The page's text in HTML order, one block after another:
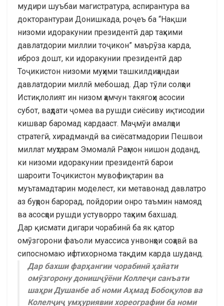
мудири шуъбаи магистратура, аспирантура ва
докторантураи Донишкада, роҷеъ ба “Нақши
низоми идоракунии президентӣ дар таҳкими
давлатдории миллии тоҷикон” маърӯза карда,
иброз дошт, ки идоракунии президентӣ дар
Тоҷикистон низоми муҳими ташкилдиҳандаи
давлатдории миллӣ мебошад. Дар тӯли солҳои
Истиқлолият ин низом ҳамчун такягоҳи асосии
субот, ваҳдати ҷомеа ва рушди сиёсиву иқтисодии
кишвар баромад кардааст. Маҷмӯи амалҳои
стратегӣ, хирадмандӣ ва сиёсатмадории Пешвои
миллат муҳтарам Эмомалӣ Раҳмон нишон доданд,
ки низоми идоракунии президентӣ барои
шароити Тоҷикистон мувофиқтарин ва
муътамадтарин моделест, ки метавонад давлатро
аз буҳрон барорад, пойдории онро таъмин намояд
ва асосҳои рушди устуворро таҳким бахшад.
Дар қисмати дигари чорабинӣ ба як қатор
омӯзгорони фаъоли муассиса унвонҳои соҳавӣ ва
сипосномаю ифтихорнома тақдим карда шуданд.
Дар бахши фарҳангии чорабинӣ ҳайати
омӯзгорону донишҷӯёни Коллеҷи санъати
шаҳри Душанбе аб номи Аҳмад Бобоқулов ва
Колелҷиҷ умҳуриявии хореографии ба номи